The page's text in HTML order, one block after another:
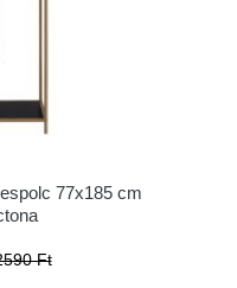
77x185 cm
Ft